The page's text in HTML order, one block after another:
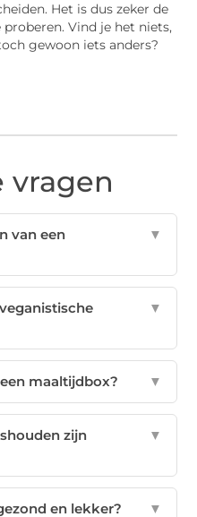
Het is dus zeker de
Vind je het niets,
gewoon iets anders?
vragen
van een
▼
▼
maaltijdbox? ▼
zijn
▼
en lekker? ▼